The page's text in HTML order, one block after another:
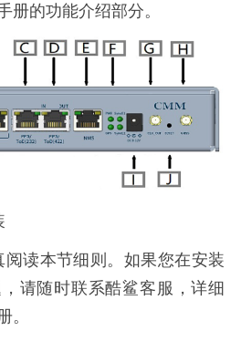
册的功能介绍部分。
读本节细则。如果您在安装
请随时联系酷鲨客服，详细
。